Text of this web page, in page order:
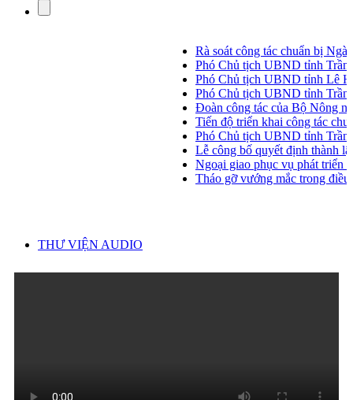
Rà soát công tác chuẩn bị
Phó Chủ tịch UBND tỉnh Trần
Phó Chủ tịch UBND tỉnh Lê
Phó Chủ tịch UBND tỉnh Trần
Đoàn công tác của Bộ Nông
Tiến độ triển khai công tác
Phó Chủ tịch UBND tỉnh Trần
Lễ công bố quyết định thành
Ngoại giao phục vụ phát triển
Tháo gỡ vướng mắc trong
THƯ VIỆN AUDIO